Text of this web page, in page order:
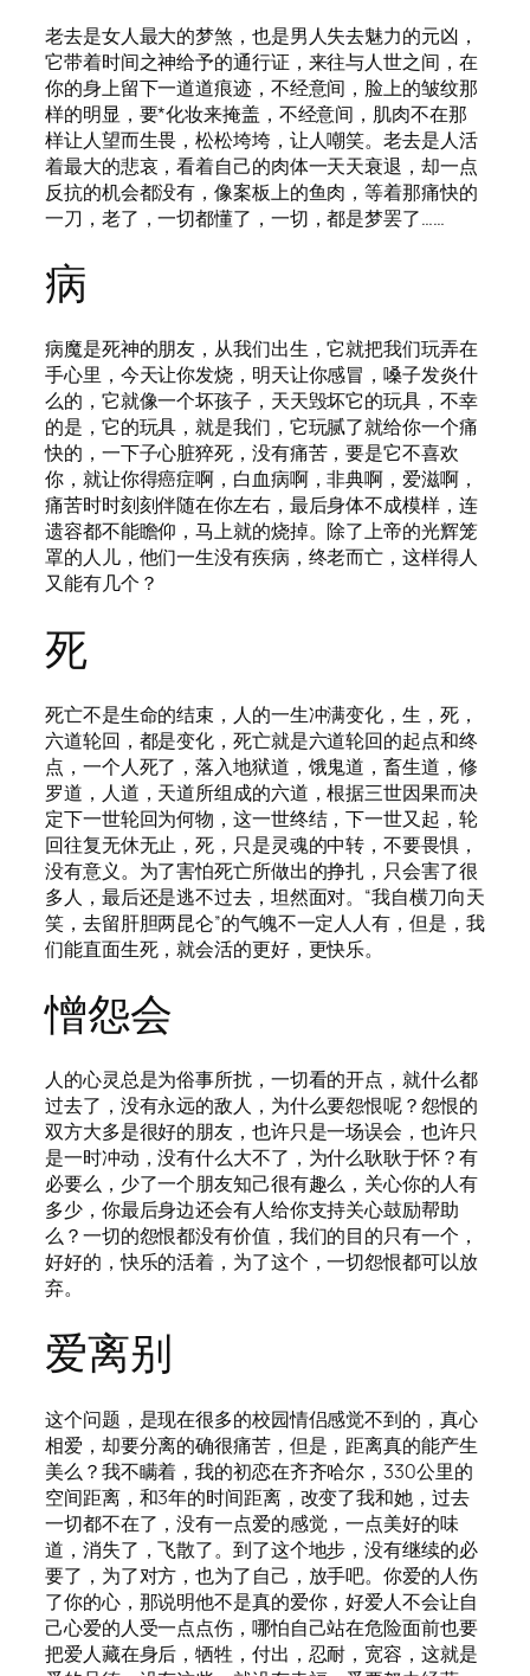
老去是女人最大的梦煞，也是男人失去魅力的元凶，
它带着时间之神给予的通行证，来往与人世之间，在
你的身上留下一道道痕迹，不经意间，脸上的皱纹那
样的明显，要*化妆来掩盖，不经意间，肌肉不在那
样让人望而生畏，松松垮垮，让人嘲笑。老去是人活
着最大的悲哀，看着自己的肉体一天天衰退，却一点
反抗的机会都没有，像案板上的鱼肉，等着那痛快的
一刀，老了，一切都懂了，一切，都是梦罢了……
病
病魔是死神的朋友，从我们出生，它就把我们玩弄在
手心里，今天让你发烧，明天让你感冒，嗓子发炎什
么的，它就像一个坏孩子，天天毁坏它的玩具，不幸
的是，它的玩具，就是我们，它玩腻了就给你一个痛
快的，一下子心脏猝死，没有痛苦，要是它不喜欢
你，就让你得癌症啊，白血病啊，非典啊，爱滋啊，
痛苦时时刻刻伴随在你左右，最后身体不成模样，连
遗容都不能瞻仰，马上就的烧掉。除了上帝的光辉笼
罩的人儿，他们一生没有疾病，终老而亡，这样得人
又能有几个？
死
死亡不是生命的结束，人的一生冲满变化，生，死，
六道轮回，都是变化，死亡就是六道轮回的起点和终
点，一个人死了，落入地狱道，饿鬼道，畜生道，修
罗道，人道，天道所组成的六道，根据三世因果而决
定下一世轮回为何物，这一世终结，下一世又起，轮
回往复无休无止，死，只是灵魂的中转，不要畏惧，
没有意义。为了害怕死亡所做出的挣扎，只会害了很
多人，最后还是逃不过去，坦然面对。“我自横刀向天
笑，去留肝胆两昆仑”的气魄不一定人人有，但是，我
们能直面生死，就会活的更好，更快乐。
憎怨会
人的心灵总是为俗事所扰，一切看的开点，就什么都
过去了，没有永远的敌人，为什么要怨恨呢？怨恨的
双方大多是很好的朋友，也许只是一场误会，也许只
是一时冲动，没有什么大不了，为什么耿耿于怀？有
必要么，少了一个朋友知己很有趣么，关心你的人有
多少，你最后身边还会有人给你支持关心鼓励帮助
么？一切的怨恨都没有价值，我们的目的只有一个，
好好的，快乐的活着，为了这个，一切怨恨都可以放
弃。
爱离别
这个问题，是现在很多的校园情侣感觉不到的，真心
相爱，却要分离的确很痛苦，但是，距离真的能产生
美么？我不瞒着，我的初恋在齐齐哈尔，330公里的
空间距离，和3年的时间距离，改变了我和她，过去
一切都不在了，没有一点爱的感觉，一点美好的味
道，消失了，飞散了。到了这个地步，没有继续的必
要了，为了对方，也为了自己，放手吧。你爱的人伤
了你的心，那说明他不是真的爱你，好爱人不会让自
己心爱的人受一点点伤，哪怕自己站在危险面前也要
把爱人藏在身后，牺牲，付出，忍耐，宽容，这就是